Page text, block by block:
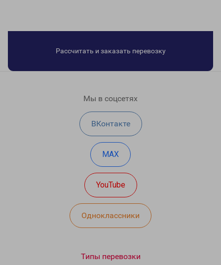
Рассчитать и заказать перевозку
Мы в соцсетях
ВКонтакте
MAX
YouTube
Одноклассники
Типы перевозки